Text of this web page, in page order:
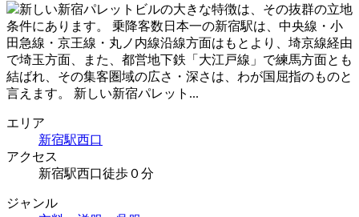
新しい新宿パレットビルの大きな特徴は、その抜群の立地
条件にあります。 乗降客数日本一の新宿駅は、中央線・小
田急線・京王線・丸ノ内線沿線方面はもとより、埼京線経由
で埼玉方面、また、都営地下鉄「大江戸線」で練馬方面とも
結ばれ、その集客圏域の広さ・深さは、わが国屈指のものと
言えます。 新しい新宿パレット...
エリア
新宿駅西口
アクセス
新宿駅西口徒歩０分
ジャンル